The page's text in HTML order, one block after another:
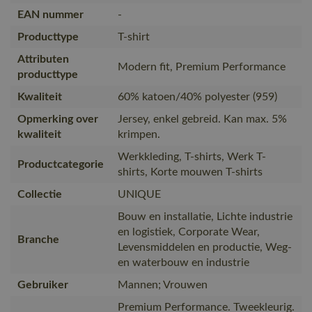
EAN nummer
-
Producttype
T-shirt
Attributen
producttype
Modern fit, Premium Performance
Kwaliteit
60% katoen/40% polyester (959)
Opmerking over
kwaliteit
Jersey, enkel gebreid. Kan max. 5%
krimpen.
Productcategorie
Werkkleding, T-shirts, Werk T-
shirts, Korte mouwen T-shirts
Collectie
UNIQUE
Branche
Bouw en installatie, Lichte industrie
en logistiek, Corporate Wear,
Levensmiddelen en productie, Weg-
en waterbouw en industrie
Gebruiker
Mannen; Vrouwen
Premium Performance. Tweekleurig.